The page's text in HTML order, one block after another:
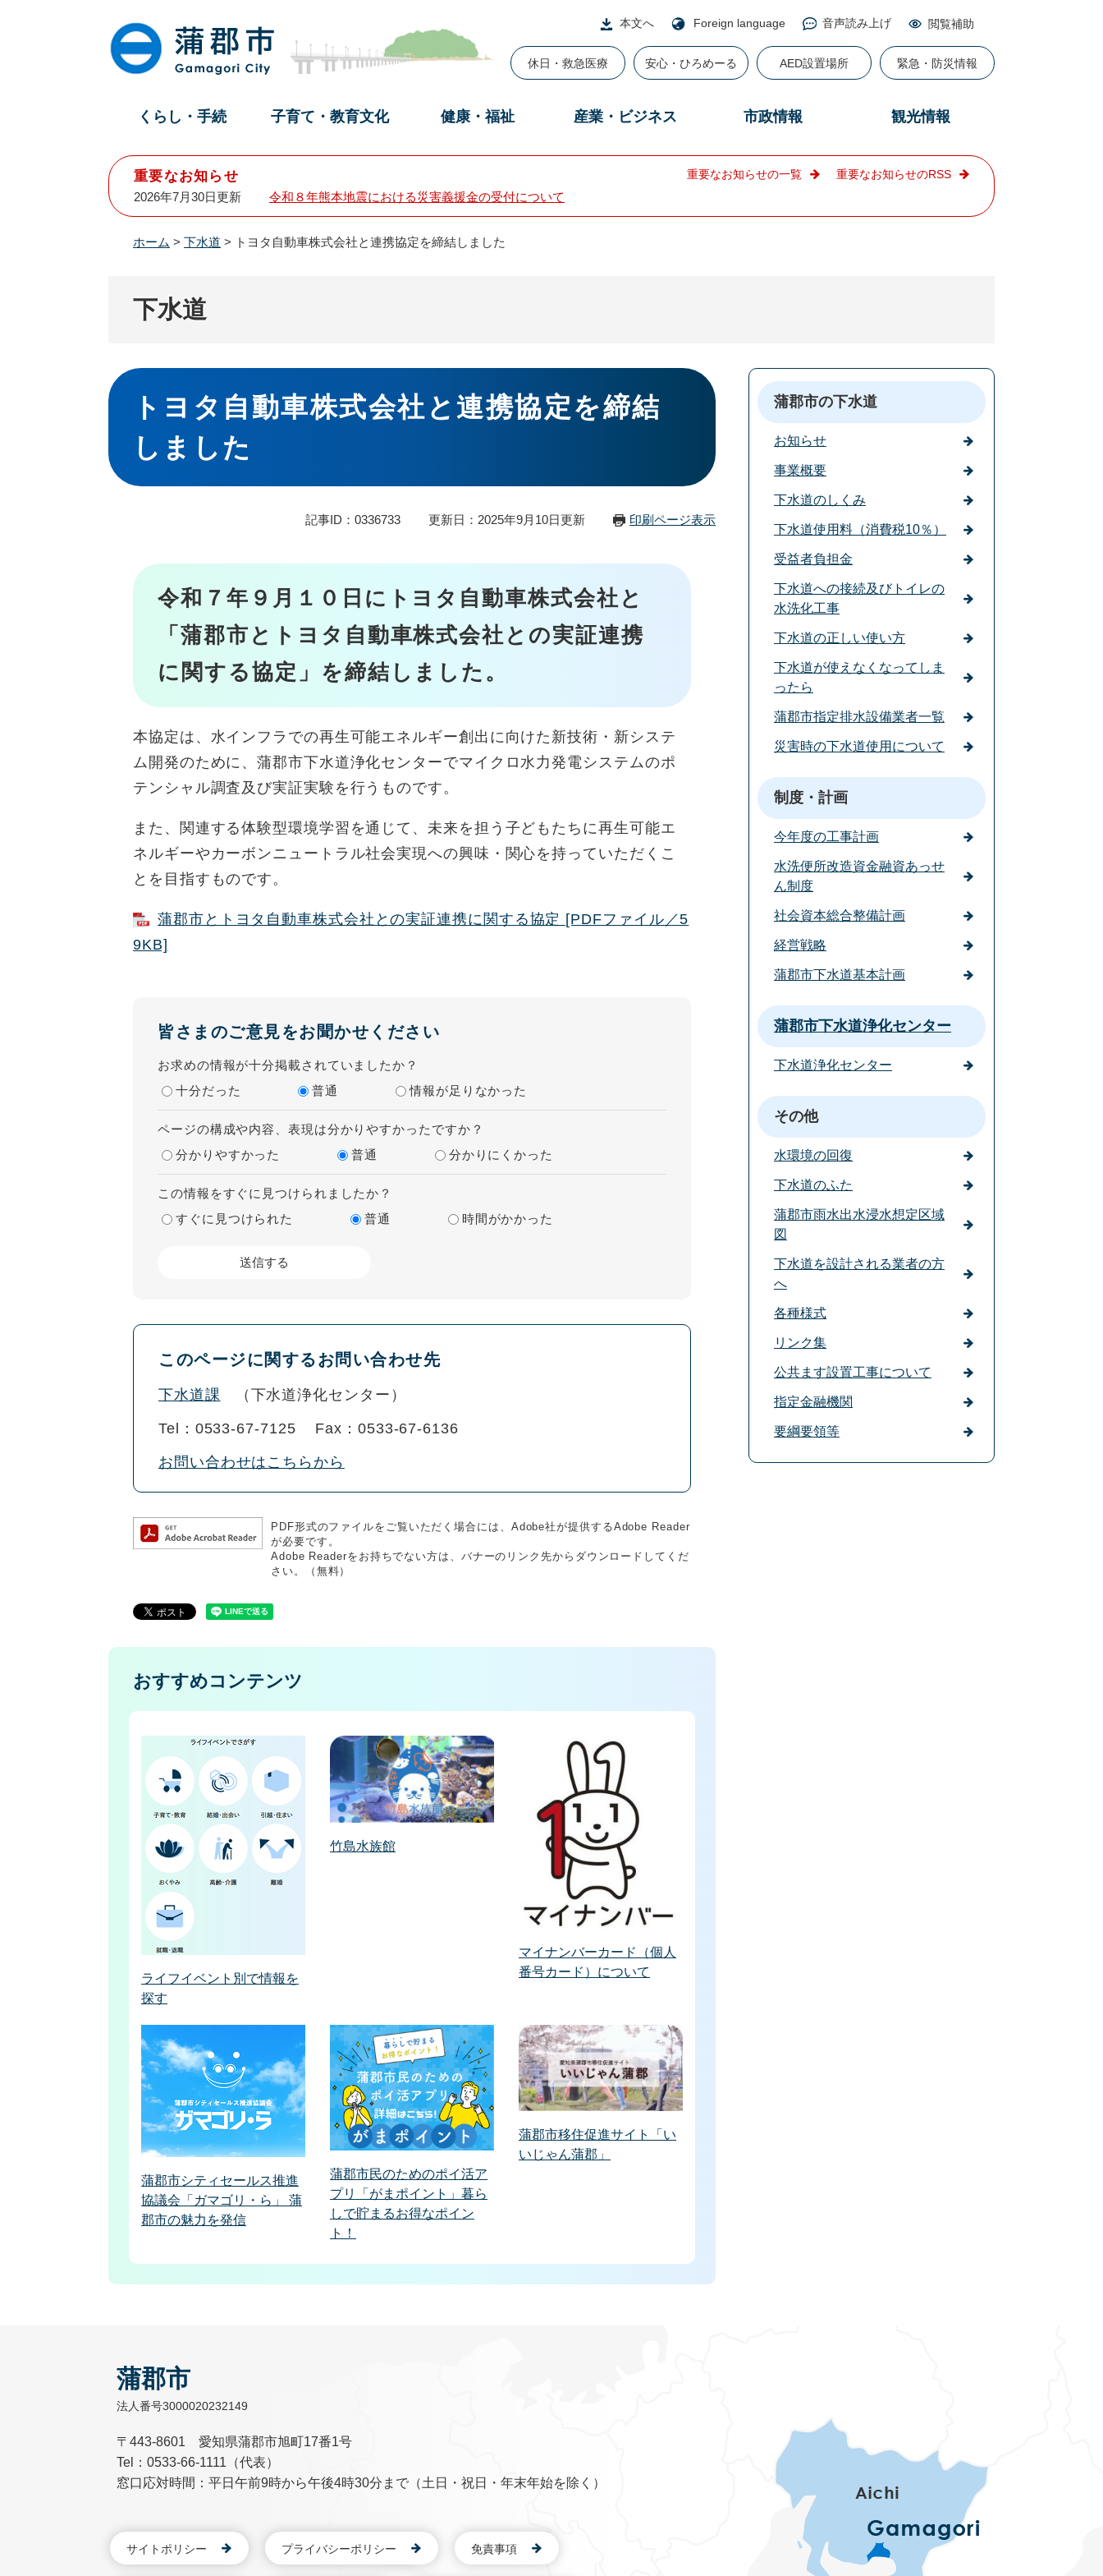
本文へ Foreign language 音声読み上げ 閲覧補助
休日・救急医療 安心・ひろめーる AED設置場所 緊急・防災情報
くらし・手続 子育て・教育文化 健康・福祉 産業・ビジネス 市政情報 観光情報
重要なお知らせ
2026年7月30日更新 令和８年熊本地震における災害義援金の受付について
重要なお知らせの一覧 重要なお知らせのRSS
ホーム > 下水道 > トヨタ自動車株式会社と連携協定を締結しました
下水道
本
文
トヨタ自動車株式会社と連携協定を締結
しました
記事ID：0336733 更新日：2025年9月10日更新 印刷ページ表示
令和７年９月１０日にトヨタ自動車株式会社と
「蒲郡市とトヨタ自動車株式会社との実証連携
に関する協定」を締結しました。
本協定は、水インフラでの再生可能エネルギー創出に向けた新技術・新システ
ム開発のために、蒲郡市下水道浄化センターでマイクロ水力発電システムのポ
テンシャル調査及び実証実験を行うものです。
また、関連する体験型環境学習を通じて、未来を担う子どもたちに再生可能エ
ネルギーやカーボンニュートラル社会実現への興味・関心を持っていただくこ
とを目指すものです。
蒲郡市とトヨタ自動車株式会社との実証連携に関する協定 [PDFファイル／5
9KB]
皆さまのご意見をお聞かせください
お求めの情報が十分掲載されていましたか？
十分だった
普通 情報が足りなかった
ページの構成や内容、表現は分かりやすかったですか？
分かりやすかった
普通 分かりにくかった
この情報をすぐに見つけられましたか？
すぐに見つけられた
普通 時間がかかった
このページに関するお問い合わせ先
下水道課 下水道浄化センター
Tel：0533-67-7125 Fax：0533-67-6136
お問い合わせはこちらから
PDF形式のファイルをご覧いただく場合には、Adobe社が提供するAdobe Reader
が必要です。
Adobe Readerをお持ちでない方は、バナーのリンク先からダウンロードしてくだ
さい。（無料）
おすすめコンテンツ
ライフイベント別で情報を
探す
竹島水族館
マイナンバーカード（個人
番号カード）について
蒲郡市シティセールス推進
協議会「ガマゴリ・ら」 蒲
郡市の魅力を発信
蒲郡市民のためのポイ活ア
プリ「がまポイント」暮ら
しで貯まるお得なポイン
ト！
蒲郡市移住促進サイト「い
いじゃん蒲郡」
蒲郡市の下水道
お知らせ
事業概要
下水道のしくみ
下水道使用料（消費税10％）
受益者負担金
下水道への接続及びトイレの
水洗化工事
下水道の正しい使い方
下水道が使えなくなってしま
ったら
蒲郡市指定排水設備業者一覧
災害時の下水道使用について
制度・計画
今年度の工事計画
水洗便所改造資金融資あっせ
ん制度
社会資本総合整備計画
経営戦略
蒲郡市下水道基本計画
蒲郡市下水道浄化センター
下水道浄化センター
その他
水環境の回復
下水道のふた
蒲郡市雨水出水浸水想定区域
図
下水道を設計される業者の方
へ
各種様式
リンク集
公共ます設置工事について
指定金融機関
要綱要領等
蒲郡市
法人番号3000020232149
〒443-8601 愛知県蒲郡市旭町17番1号
Tel：0533-66-1111（代表）
窓口応対時間：平日午前9時から午後4時30分まで（土日・祝日・年末年始を除く）
サイトポリシー プライバシーポリシー 免責事項